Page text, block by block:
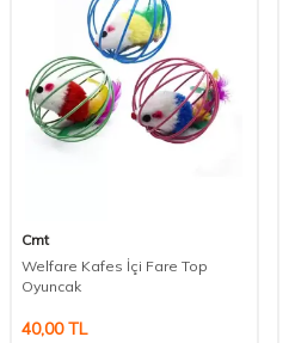
Cmt
Welfare Kafes İçi Fare Top
Oyuncak
40,00TL